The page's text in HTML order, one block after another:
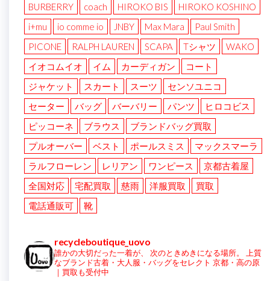
BURBERRY coach HIROKO BIS
HIROKO KOSHINO
i+mu
io comme io JNBY Max Mara
Paul Smith
PICONE
RALPH LAUREN SCAPA Tシャツ
WAKO
イオコムイオ
イム カーディガン
コート
ジャケット
スカート スーツ
センソユニコ
セーター
バッグ バーバリー パンツ
ヒロコビス
ピッコーネ
ブラウス
ブランドバッグ買取
プルオーバー
ベスト ポールスミス
マックスマーラ
ラルフローレン
レリアン ワンピース
京都古着屋
全国対応
宅配買取 慈雨 洋服買取
買取
電話通販可
靴
recycleboutique_uovo
誰かの大切だった一着が、 次のときめきになる場所。
上質
なブランド古着・大人服・バッグをセレクト 京都・高の原
｜買取も受付中